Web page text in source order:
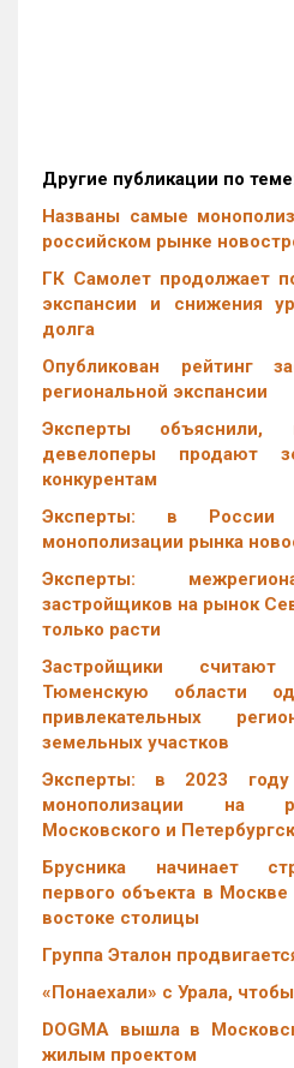
Другие публикации по
Названы самые
российском рынке
ГК Самолет продолжает
экспансии и снижения
долга
Опубликован рейтинг
региональной экспансии
Эксперты объяснили,
девелоперы продают
конкурентам
Эксперты: в России
монополизации рынка
Эксперты:
застройщиков на рынок
только расти
Застройщики
Тюменскую области
привлекательных
земельных участков
Эксперты: в 2023 году
монополизации на
Московского и
Брусника начинает
первого объекта в
востоке столицы
Группа Эталон
«Понаехали» с Урала,
DOGMA вышла в
жилым проектом